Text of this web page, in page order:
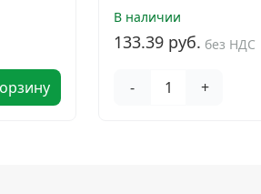
В наличии
133.39 руб. без НДС
- +